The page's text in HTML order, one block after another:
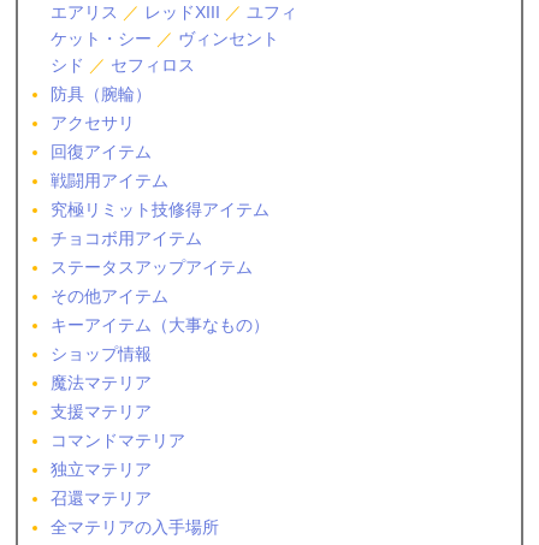
エアリス ／ レッドXIII ／ユフィ
ケット・シー ／ ヴィンセント
シド ／ セフィロス
防具（腕輪）
アクセサリ
回復アイテム
戦闘用アイテム
究極リミット技修得アイテム
チョコボ用アイテム
ステータスアップアイテム
その他アイテム
キーアイテム（大事なもの）
ショップ情報
魔法マテリア
支援マテリア
コマンドマテリア
独立マテリア
召還マテリア
全マテリアの入手場所